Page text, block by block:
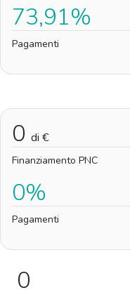
73,91%
Pagamenti
0 di €
Finanziamento PNC
0%
Pagamenti
0